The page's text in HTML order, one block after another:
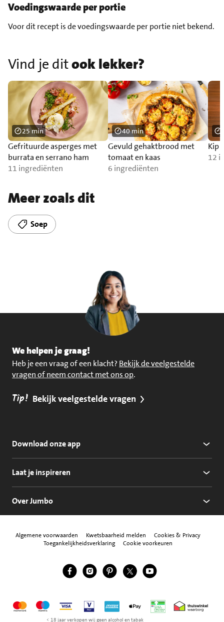
Voedingswaarde per portie
Voor dit recept is de voedingswaarde per portie niet bekend.
Vind je ditook lekker?
Gefrituurde asperges met
burrata en serrano ham
11 ingrediënten
25 min
Gevuld gehaktbrood met
tomaat en kaas
6 ingrediënten
40 min
Kip
12
Meer zoals dit
Soep
We helpen je graag!
Heb je een vraag of een klacht? Bekijk de veelgestelde
vragen of neem contact met ons op.
Tip! Bekijk veelgestelde vragen
Download onze app
Laat je inspireren
Over Jumbo
Algemene voorwaarden Kwetsbaarheid melden
Cookies & Privacy
Toegankelijkheidsverklaring
Cookie voorkeuren
Volg ons
Jumbo Facebook
Jumbo Instagram
Jumbo Pinterest
Jumbo Twitter
Jumbo YouTube
MastercardMaestroVisa Vpay American Express
Apple Pay Thuiswinkel
< 18 jaar verkopen wij geen alcohol en tabak